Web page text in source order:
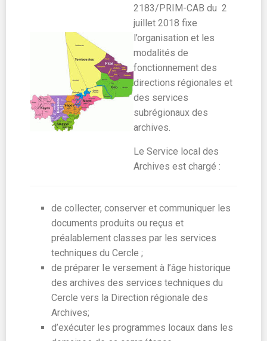
2183/PRIM-CAB du 2
juillet 2018 fixe
l’organisation et les
modalités de
fonctionnement des
directions régionales et
des services
subrégionaux des
archives.
Le Service local des
Archives est chargé :
de collecter, conserver et communiquer les
documents produits ou reçus et
préalablement classes par les services
techniques du Cercle ;
de préparer Ie versement à l’âge historique
des archives des services techniques du
Cercle vers la Direction régionale des
Archives;
d’exécuter les programmes locaux dans les